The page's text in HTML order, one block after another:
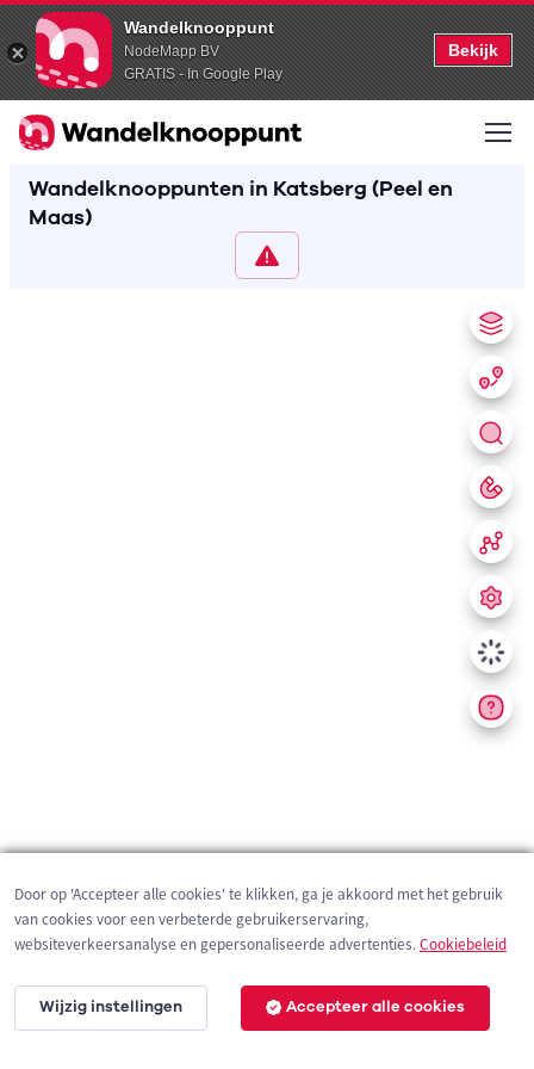
Wandelknooppunt
NodeMapp BV
GRATIS - In Google Play
Bekijk
Wandelknooppunten in Katsberg (Peel en
Maas)
200 m
Door op 'Accepteer alle cookies' te klikken, ga je akkoord met het gebruik
van cookies voor een verbeterde gebruikerservaring,
websiteverkeersanalyse en gepersonaliseerde advertenties.Cookiebeleid
Wijzig instellingen Accepteer alle cookies